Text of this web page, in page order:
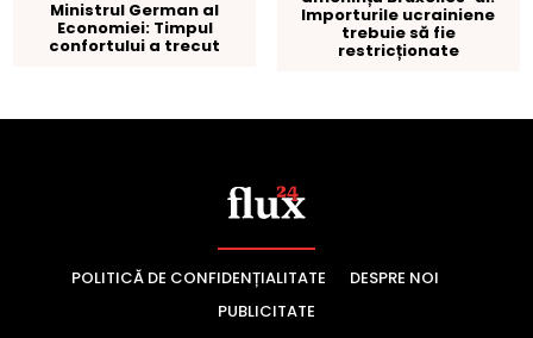
POLITICĂ DE CONFIDENȚIALITATE
DESPRE NOI
PUBLICITATE